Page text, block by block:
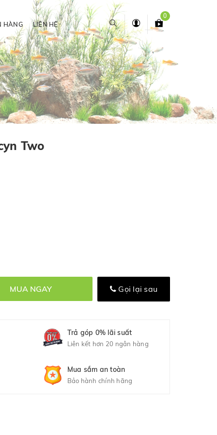
HÀNG LIÊN HỆ
0
Two
MUA NGAY Gọi lại sau
Trả góp 0% lãi suất
Liên kết hơn 20 ngân hàng
Mua sắm an toàn
Bảo hành chính hãng